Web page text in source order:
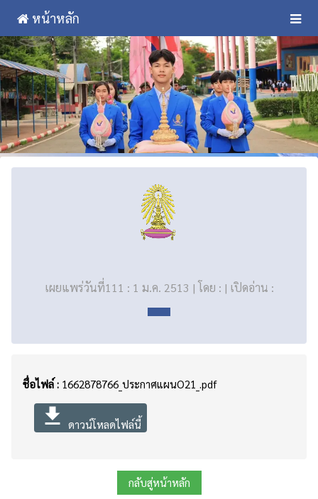
หน้าหลัก
เผยแพร่วันที่111 : 1 ม.ค. 2513 | โดย : | เปิดอ่าน :
ชื่อไฟล์ : 1662878766_ประกาศแผนO21_.pdf
file_download ดาวน์โหลดไฟล์นี้
กลับสู่หน้าหลัก